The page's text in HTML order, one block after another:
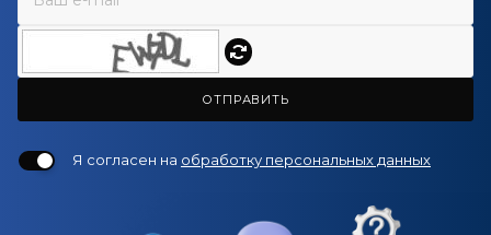
ОТПРАВИТЬ
Я согласен на обработку персональных данных